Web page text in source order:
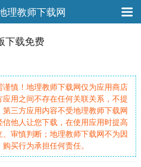
理教师下载网
下载免费
慎！地理教师下载网仅为应用商店
用之间不存在任何关联关系，不提
三方应用内容不受地理教师下载网
他人让您下载，在使用应用时提高
审慎判断；地理教师下载网不为因
买行为承担任何责任。